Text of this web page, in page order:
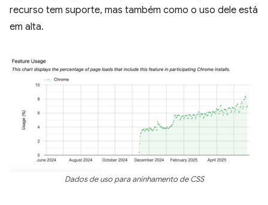
recurso tem suporte, mas também como o uso dele está
em alta.
Dados de uso para aninhamento de CSS